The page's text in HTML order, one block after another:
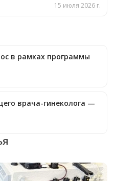
15 июля 2026 г.
в рамках программы
врача-гинеколога —